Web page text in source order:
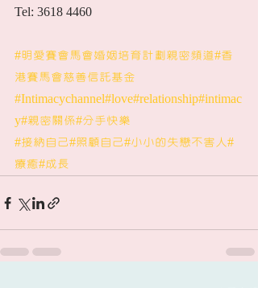
Tel: 3618 4460
#明愛賽會馬會婚姻培育計劃親密頻道#香
港賽馬會慈善信託基金
#Intimacychannel#love#relationship#intimac
y#親密關係#分手快樂
#接納自己#照顧自己#小小的失戀不害人#
療癒#成長